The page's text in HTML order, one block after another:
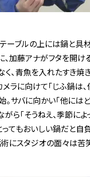
ーブルの上には鍋と具
加藤アナがフタを開け
、青魚を入れたすき
ラに向けて「じふ鍋は
サバに向かい「他には
ら「そうねえ、季節によ
てもおいしい鍋だと自負
にスタジオの面々は苦